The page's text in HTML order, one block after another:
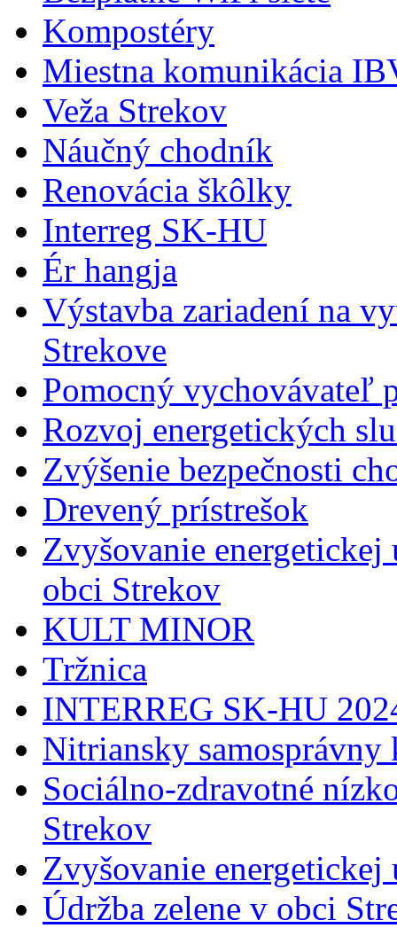
Kompostéry
Miestna komunikácia
Veža Strekov
Náučný chodník
Renovácia škôlky
Interreg SK-HU
Ér hangja
Výstavba zariadení na
Strekove
Pomocný vychovávateľ
Rozvoj energetických
Zvýšenie bezpečnosti
Drevený prístrešok
Zvyšovanie
obci Strekov
KULT MINOR
Tržnica
INTERREG SK-HU
Nitriansky samosprávny
Sociálno-zdravotné
Strekov
Zvyšovanie
Údržba zelene v obci